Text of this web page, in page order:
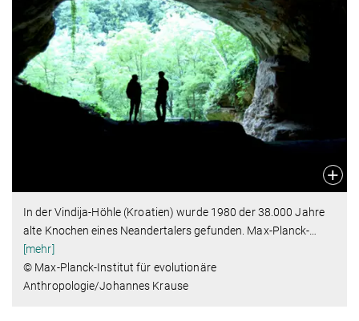
In der Vindija-Höhle (Kroatien) wurde 1980 der 38.000 Jahre
alte Knochen eines Neandertalers gefunden. Max-Planck-
[mehr]
© Max-Planck-Institut für evolutionäre
Anthropologie/Johannes Krause